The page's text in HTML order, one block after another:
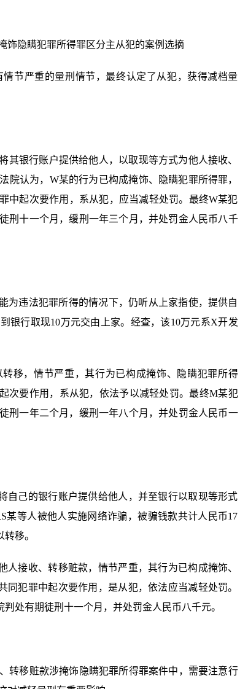
饰隐瞒犯罪所得罪区分主从犯的案例选摘
节严重的量刑情节，最终认定了从犯，获得减档量
其银行账户提供给他人，以取现等方式为他人接收、
院认为，W某的行为已构成掩饰、隐瞒犯罪所得罪，
中起次要作用，系从犯，应当减轻处罚。最终W某犯
刑十一个月，缓刑一年三个月，并处罚金人民币八千
为违法犯罪所得的情况下，仍听从上家指使，提供自
银行取现10万元交由上家。经查，该10万元系X开发
移，情节严重，其行为已构成掩饰、隐瞒犯罪所得
次要作用，系从犯，依法予以减轻处罚。最终M某犯
刑一年二个月，缓刑一年八个月，并处罚金人民币一
自己的银行账户提供给他人，并至银行以取现等形式
某等人被他人实施网络诈骗，被骗钱款共计人民币17
移。
接收、转移赃款，情节严重，其行为已构成掩饰、
同犯罪中起次要作用，是从犯，依法应当减轻处罚。
处有期徒刑十一个月，并处罚金人民币八千元。
转移赃款涉掩饰隐瞒犯罪所得罪案件中，需要注意行